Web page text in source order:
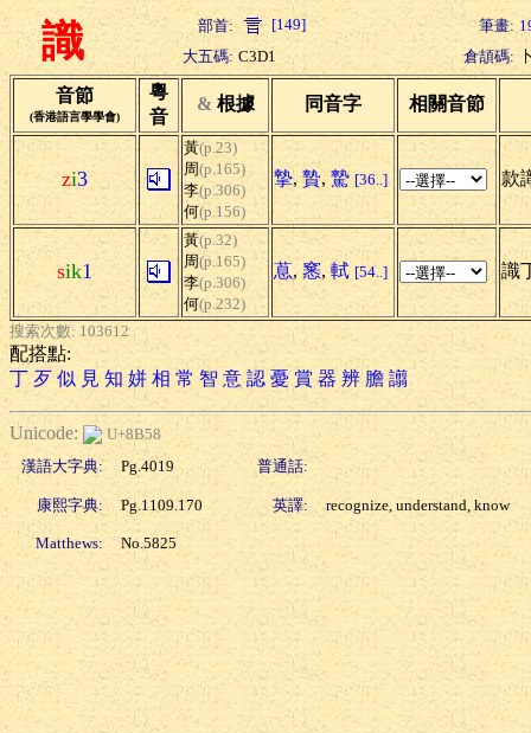
識 部首: [149] 筆畫:
大五碼: C3D1 倉頡碼:
音節
(香港語言學學會)
粵
音
& 根據 同音字 相關音節
zi3
黃(p.23)
周(p.165)
李(p.306)
何(p.156)
摯, 贄, 騺 [36..] 款
sik1
黃(p.32)
周(p.165)
李(p.306)
何(p.232)
蒠, 窸, 軾 [54..] 識
搜索次數: 103612
配搭點:
丁 歹 似 見 知 姘 相 常 智 意 認 憂 賞 器 辨 膽 譾
Unicode:
U+8B58
漢語大字典:
Pg.4019 普通話:
康熙字典: Pg.1109.170 英譯: recognize, understand, know
Matthews: No.5825